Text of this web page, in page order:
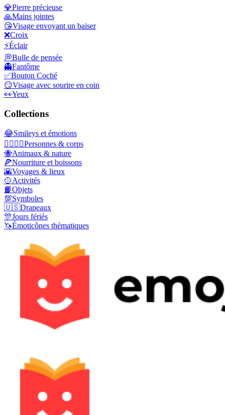
💎Pierre précieuse
🙏Mains jointes
😘Visage envoyant un baiser
❌Croix
⚡Éclair
💭Bulle de pensée
👻Fantôme
✅Bouton Coché
😏Visage avec sourire en coin
👀Yeux
Collections
😂Smileys et émotions
👩‍❤️‍💋‍👨Personnes & corps
🐝Animaux & nature
🍕Nourriture et boissons
🌇Voyages & lieux
🥎Activités
📙Objets
💯Symboles
🇺🇸Drapeaux
🎊Jours fériés
🦄Émoticônes thématiques